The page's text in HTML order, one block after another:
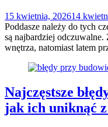
15 kwietnia, 202614
Poddasze należy do tych
są najbardziej
wnętrza, natomiast latem
Najczęstsze
jak ich uniknąć